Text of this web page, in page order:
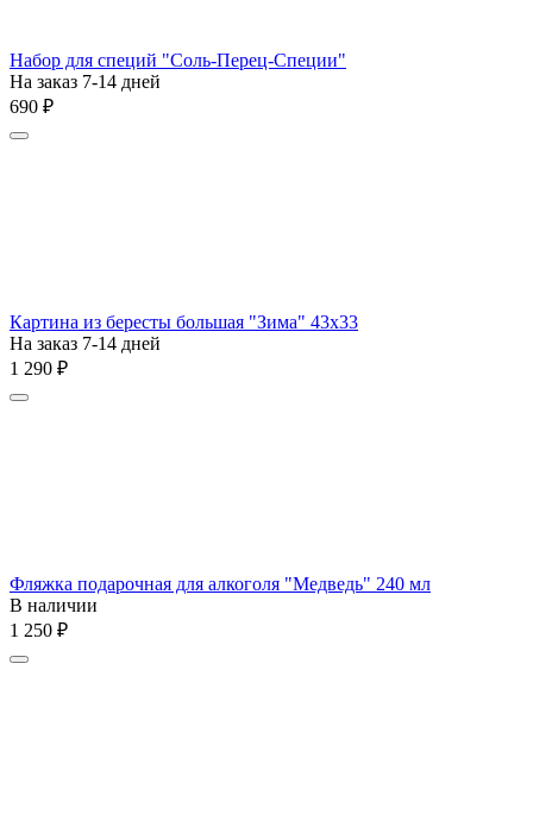
Набор для специй "Соль-Перец-Специи"
На заказ 7-14 дней
‍690‍ ₽
Картина из бересты большая "Зима" 43х33
На заказ 7-14 дней
1 290 ₽
Фляжка подарочная для алкоголя "Медведь" 240 мл
В наличии
1 250 ₽